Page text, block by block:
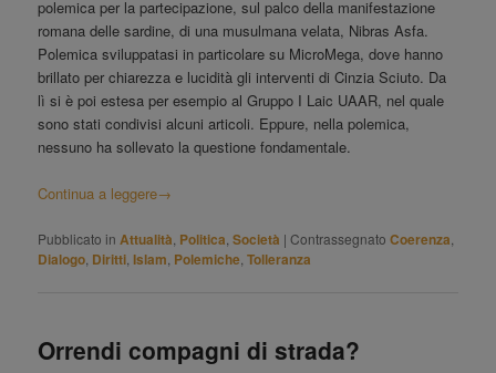
polemica per la partecipazione, sul palco della manifestazione
romana delle sardine, di una musulmana velata, Nibras Asfa.
Polemica sviluppatasi in particolare su MicroMega, dove hanno
brillato per chiarezza e lucidità gli interventi di Cinzia Sciuto. Da
lì si è poi estesa per esempio al Gruppo I Laic UAAR, nel quale
sono stati condivisi alcuni articoli. Eppure, nella polemica,
nessuno ha sollevato la questione fondamentale.
Continua a leggere→
Pubblicato in Attualità Politica ,Società |Contrassegnato Coerenza
Dialogo Diritti ,Islam Polemiche ,Tolleranza
Orrendi compagni di strada?